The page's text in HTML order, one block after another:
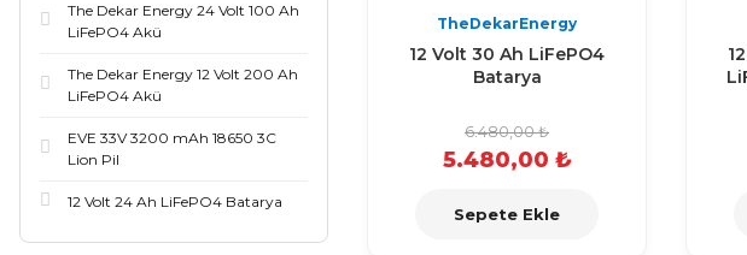
The Dekar Energy 24 Volt 100 Ah
LiFePO4 Akü
The Dekar Energy 12 Volt 200 Ah
LiFePO4 Akü
EVE 33V 3200 mAh 18650 3C
Lion Pil
12 Volt 24 Ah LiFePO4 Batarya
TheDekarEnergy
12 Volt 30 Ah LiFePO4
Batarya
6.480,00 ₺
5.480,00 ₺
Sepete Ekle